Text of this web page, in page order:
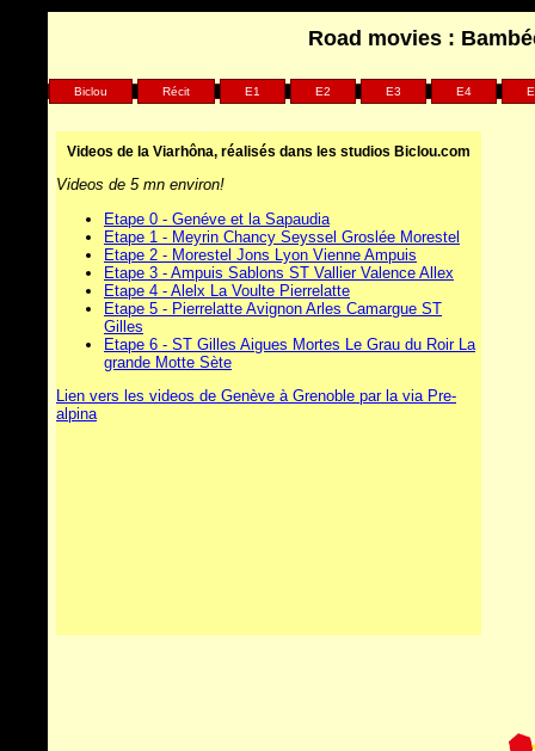
Videos de la Viarhôna, réalisés dans les studios Biclou.com
Videos de 5 mn environ!
Etape 0 - Genéve et la Sapaudia
Etape 1 - Meyrin Chancy Seyssel Groslée Morestel
Etape 2 - Morestel Jons Lyon Vienne Ampuis
Etape 3 - Ampuis Sablons ST Vallier Valence Allex
Etape 4 - Alelx La Voulte Pierrelatte
Etape 5 - Pierrelatte Avignon Arles Camargue ST
Gilles
Etape 6 - ST Gilles Aigues Mortes Le Grau du Roir La
grande Motte Sète
Lien vers les videos de Genève à Grenoble par la via Pre-
alpina
Road movies :
Biclou Récit E1 E2 E3 E4